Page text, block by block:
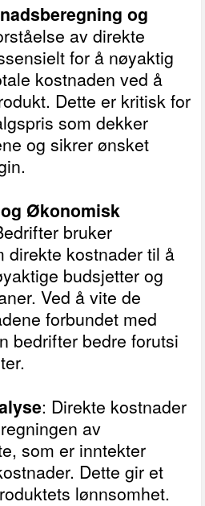
og
av direkte
for å nøyaktig
kostnaden ved å
Dette er kritisk for
som dekker
og sikrer ønsket
Økonomisk
bruker
direkte kostnader til å
budsjetter og
Ved å vite de
forbundet med
bedrifter bedre forutsi
: Direkte kostnader
av
som er inntekter
Dette gir et
lønnsomhet.